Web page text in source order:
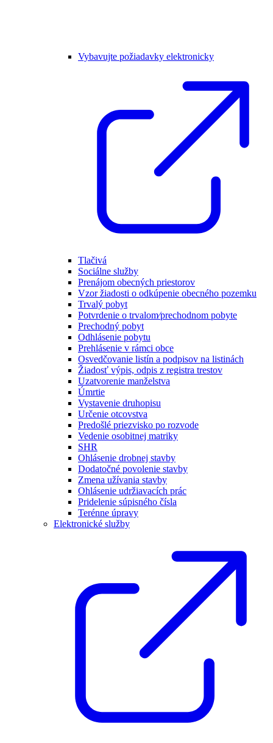
Vybavujte požiadavky elektronicky
Tlačivá
Sociálne služby
Prenájom obecných priestorov
Vzor žiadosti o odkúpenie obecného pozemku
Trvalý pobyt
Potvrdenie o trvalom⁄prechodnom pobyte
Prechodný pobyt
Odhlásenie pobytu
Prehlásenie v rámci obce
Osvedčovanie listín a podpisov na listinách
Žiadosť výpis, odpis z registra trestov
Uzatvorenie manželstva
Úmrtie
Vystavenie druhopisu
Určenie otcovstva
Predošlé priezvisko po rozvode
Vedenie osobitnej matriky
SHR
Ohlásenie drobnej stavby
Dodatočné povolenie stavby
Zmena užívania stavby
Ohlásenie udržiavacích prác
Pridelenie súpisného čísla
Terénne úpravy
Elektronické služby